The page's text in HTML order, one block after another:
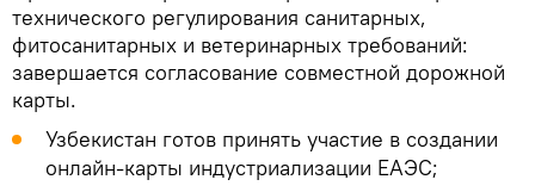
технического регулирования санитарных,
фитосанитарных и ветеринарных требований:
завершается согласование совместной дорожной
карты.
Узбекистан готов принять участие в создании
онлайн-карты индустриализации ЕАЭС;